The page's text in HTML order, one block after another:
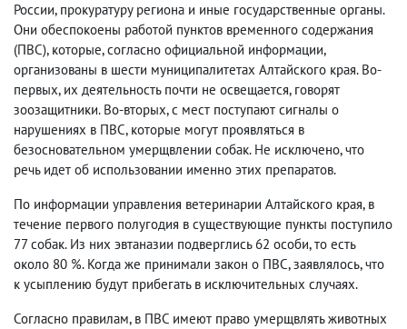
России, прокуратуру региона и иные государственные органы.
Они обеспокоены работой пунктов временного содержания
(ПВС), которые, согласно официальной информации,
организованы в шести муниципалитетах Алтайского края. Во-
первых, их деятельность почти не освещается, говорят
зоозащитники. Во-вторых, с мест поступают сигналы о
нарушениях в ПВС, которые могут проявляться в
безосновательном умерщвлении собак. Не исключено, что
речь идет об использовании именно этих препаратов.
По информации управления ветеринарии Алтайского края, в
течение первого полугодия в существующие пункты поступило
77 собак. Из них эвтаназии подверглись 62 особи, то есть
около 80 %. Когда же принимали закон о ПВС, заявлялось, что
к усыплению будут прибегать в исключительных случаях.
Согласно правилам, в ПВС имеют право умерщвлять животных